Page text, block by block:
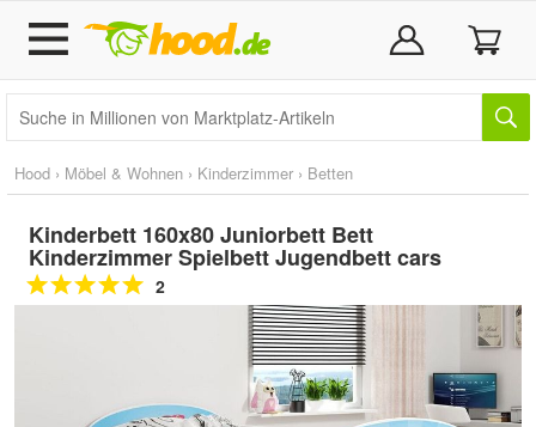
Hood › Möbel & Wohnen › Kinderzimmer › Betten
Kinderbett 160x80 Juniorbett Bett
Kinderzimmer Spielbett Jugendbett cars
2